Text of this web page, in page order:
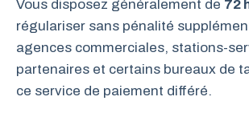
Vous disposez généralement de 72
régulariser sans pénalité
agences commerciales, stations-
partenaires et certains bureaux de
ce service de paiement différé.